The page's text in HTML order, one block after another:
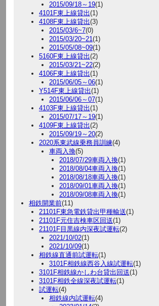
2015/09/18～19(1)
4101F東上線貸出(1)
4108F東上線貸出(3)
2015/03/6~7(0)
2015/03/20~21(1)
2015/05/08~09(1)
5160F東上線貸出(2)
2015/03/21~22(2)
4106F東上線貸出(1)
2015/06/05～06(1)
Y514F東上線貸出(1)
2015/06/06～07(1)
4103F東上線貸出(1)
2015/07/17～19(1)
4109F東上線貸出(2)
2015/09/19～20(2)
2020系東武線乗務員訓練(4)
車両入換(5)
2018/07/29車両入換(1)
2018/08/04車両入換(1)
2018/08/18車両入換(1)
2018/09/01車両入換(1)
2018/09/08車両入換(1)
相鉄開業前(11)
21101F東急電鉄貸出甲種輸送(1)
21101F元住吉検車区回送(1)
21101F目黒線内深夜試運転(2)
2021/10/02(1)
2021/10/09(1)
相鉄線直通前試運転(1)
3101F相鉄線西谷入線試運転(1)
3101F相鉄線かしわ台貸出回送(1)
3101F相鉄全線深夜試運転(1)
試運転(4)
相鉄線内試運転(4)